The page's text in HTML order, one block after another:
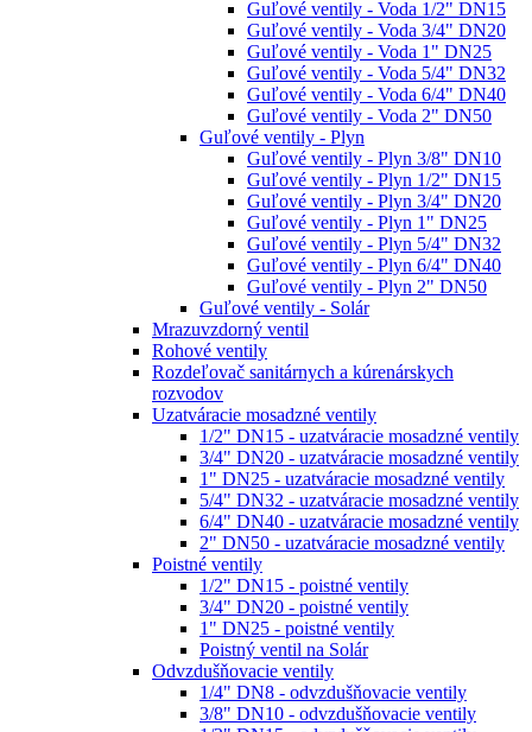
Guľové ventily - Voda 1/2" DN15
Guľové ventily - Voda 3/4" DN20
Guľové ventily - Voda 1" DN25
Guľové ventily - Voda 5/4" DN32
Guľové ventily - Voda 6/4" DN40
Guľové ventily - Voda 2" DN50
Guľové ventily - Plyn
Guľové ventily - Plyn 3/8" DN10
Guľové ventily - Plyn 1/2" DN15
Guľové ventily - Plyn 3/4" DN20
Guľové ventily - Plyn 1" DN25
Guľové ventily - Plyn 5/4" DN32
Guľové ventily - Plyn 6/4" DN40
Guľové ventily - Plyn 2" DN50
Guľové ventily - Solár
Mrazuvzdorný ventil
Rohové ventily
Rozdeľovač sanitárnych a kúrenárskych
rozvodov
Uzatváracie mosadzné ventily
1/2" DN15 - uzatváracie mosadzné ventily
3/4" DN20 - uzatváracie mosadzné ventily
1" DN25 - uzatváracie mosadzné ventily
5/4" DN32 - uzatváracie mosadzné ventily
6/4" DN40 - uzatváracie mosadzné ventily
2" DN50 - uzatváracie mosadzné ventily
Poistné ventily
1/2" DN15 - poistné ventily
3/4" DN20 - poistné ventily
1" DN25 - poistné ventily
Poistný ventil na Solár
Odvzdušňovacie ventily
1/4" DN8 - odvzdušňovacie ventily
3/8" DN10 - odvzdušňovacie ventily